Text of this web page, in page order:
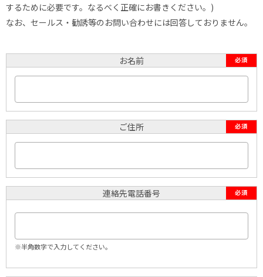
するために必要です。なるべく正確にお書きください。)
なお、セールス・勧誘等のお問い合わせには回答しておりません。
お名前 必須
ご住所 必須
連絡先電話番号 必須
※半角数字で入力してください。